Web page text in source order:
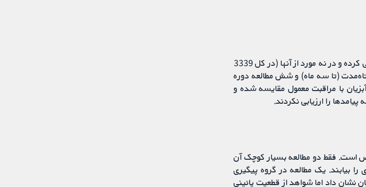
تعداد 30 مطالعه را شامل شرکت‏‌کنندگان مبتلا به سکته مغزی یا TIA شناسایی کرده و در نه مورد از آنها (در کل 3339
(تا سه ماه) و شش مطالعه دوره
در سه مطالعه، اسیدهای چرب امگا-3 مشتق از آبزیان با مراقبت معمول مقایسه شده و
مغزی نامشخص است. فقط دو مطالعه بسیار کوچک آن
بیابند. یک مطالعه در گروه پیگیری
خلق‌و‌خو با اسیدهای چرب امگا-3 مشتق از آبزیان نشان داد اما شواهد از قطعیت پائینی